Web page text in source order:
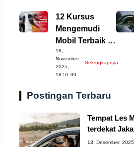
12 Kursus
Mengemudi
Mobil Terbaik di
Kota Banjar
Jabar
18,
November,
2025,
18:51:00
Selengkapnya
Postingan Terbaru
Tempat Les
terdekat
13, Desember,